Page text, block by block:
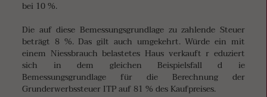
bei 10 %.
Die auf diese Bemessungsgrundlage zu zahlende Steuer
beträgt 8 %. Das gilt auch umgekehrt. Würde ein mit
einem Niessbrauch belastetes Haus verkauft r eduziert
sich in dem gleichen Beispielsfall d ie
Bemessungsgrundlage für die Berechnung der
Grunderwerbssteuer ITP auf 81 % des Kaufpreises.